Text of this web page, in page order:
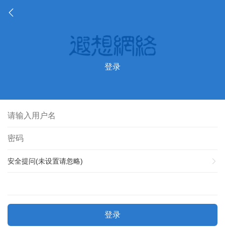
登录
安全提问(未设置请忽略)
登录